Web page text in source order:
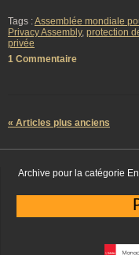
Tags :Assemblée mondiale
Privacy Assembly, protection
privée
1 Commentaire
« Articles plus anciens
Archive pour la catégorie